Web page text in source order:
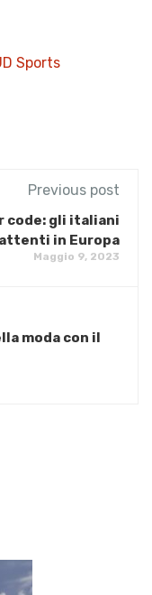
Sports
Previous post
code: gli italiani
in Europa
Maggio 9, 2023
moda con il